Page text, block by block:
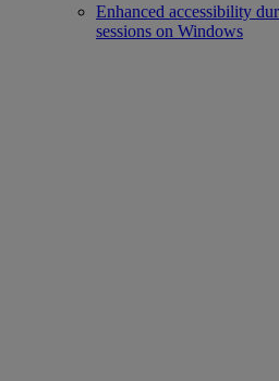
Enhanced accessibility
sessions on Windows